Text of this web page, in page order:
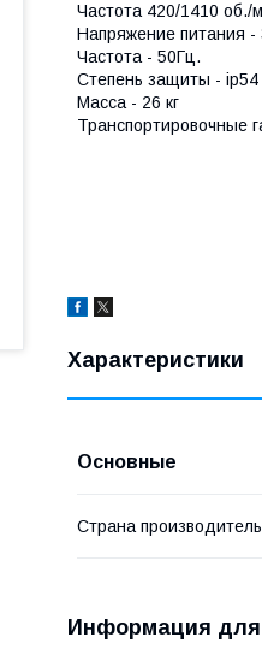
Частота 420/1410 об./
Напряжение питания -
Частота - 50Гц.
Степень защиты - ip54
Масса - 26 кг
Транспортировочные
Характеристики
Основные
Страна производитель
Информация для